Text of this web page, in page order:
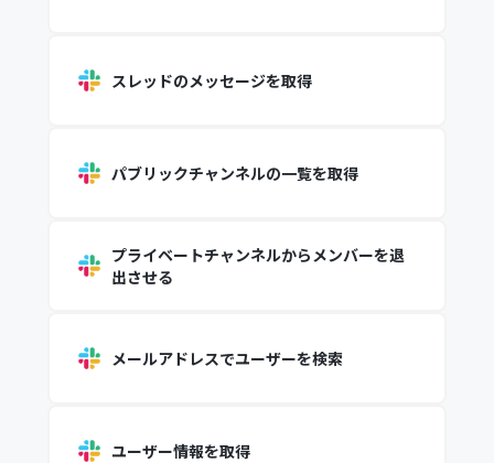
スレッドのメッセージを取得
パブリックチャンネルの一覧を取得
プライベートチャンネルからメンバーを退
出させる
メールアドレスでユーザーを検索
ユーザー情報を取得